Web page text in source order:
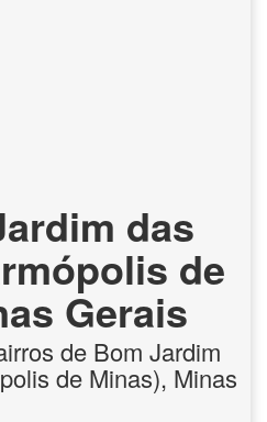
das
de
Gerais
de Bom Jardim
de Minas), Minas